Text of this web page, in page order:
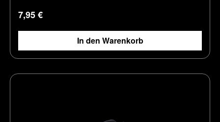
Regulärer Preis:
7,95 €
In den Warenkorb